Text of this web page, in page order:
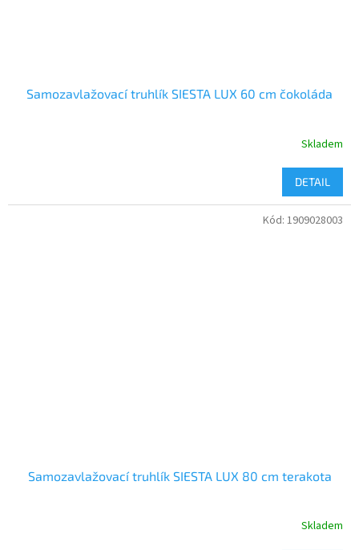
Samozavlažovací truhlík SIESTA LUX 60 cm čokoláda
Skladem
DETAIL
Samozavlažovací truhlík SIESTA LUX 80 cm terakota
Skladem
Kód: 1909028003